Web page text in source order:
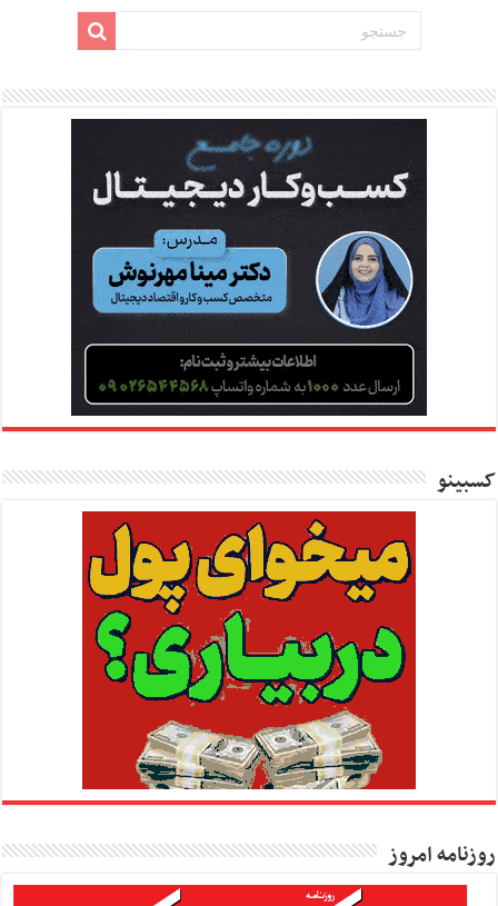
کسبینو
روزنامه امروز